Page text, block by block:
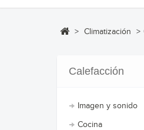
> Climatización >
Calefacción
Imagen y sonido
Cocina